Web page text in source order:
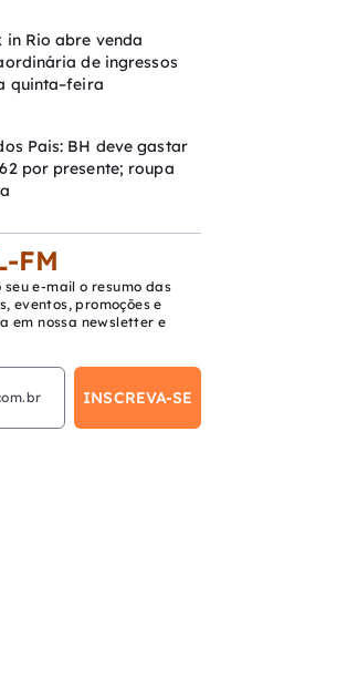
in Rio abre venda
de ingressos
quinta–feira
Pais: BH deve gastar
por presente; roupa
FM
seu e-mail o resumo das
eventos, promoções e
em nossa newsletter e